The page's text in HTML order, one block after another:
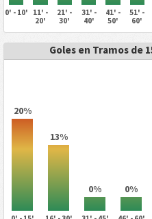
0' - 10'
11' -
20'
21' -
30'
31' -
40'
41' -
50'
51' -
60'
Goles en Tramos de
20%
13%
0% 0%